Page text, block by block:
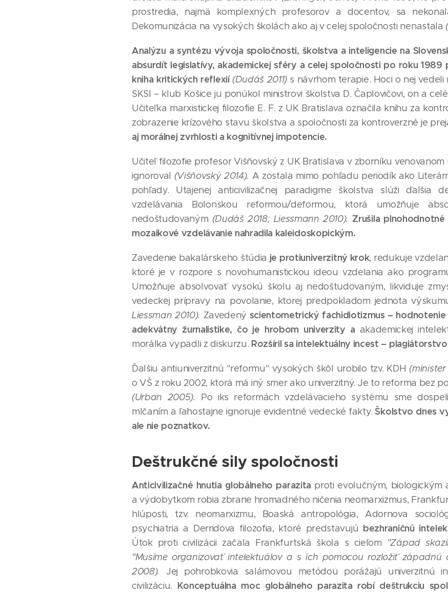
prostredia, najmä komplexných profesorov a docentov, sa
Dekomunizácia na vysokých školách ako aj v celej spoločnosti nenastala
Analýzu a syntézu vývoja spoločnosti, školstva a inteligencie na
absurdít legislatívy, akademickej sféry a celej spoločnosti po roku
kniha kritických reflexií (Dudáš 2011) s návrhom terapie. Hoci o nej vedeli
SKSI – klub Košice ju ponúkol ministrovi školstva D. Čaplovičovi, on a
Učiteľka marxistickej filozofie E. F. z UK Bratislava označila knihu za
zobrazenie krízového stavu školstva a spoločnosti za kontroverzné je
aj morálnej zvrhlosti a kognitívnej impotencie.
Učiteľ filozofie profesor Višňovský z UK Bratislava v zborníku venovanom
ignoroval (Višňovský 2014). A zostala mimo pohľadu periodík ako
pohľady. Utajenej anticivilizačnej paradigme školstva slúži ďalšia
vzdelávania Bolonskou reformou/deformou, ktorá umožňuje
nedoštudovaným (Dudáš 2018; Liessmann 2010). Zrušila
mozaikové vzdelávanie nahradila kaleidoskopickým.
Zavedenie bakalárskeho štúdia je protiuniverzitný krok, redukuje
ktoré je v rozpore s novohumanistickou ideou vzdelania ako
Umožňuje absolvovať vysokú školu aj nedoštudovaným, likviduje
vedeckej prípravy na povolanie, ktorej predpokladom jednota
Liessman 2010). Zavedený scientometrický fachidiotizmus –
adekvátny žurnalistike, čo je hrobom univerzity a akademickej
morálka vypadli z diskurzu. Rozšíril sa intelektuálny incest –
Ďalšiu antiuniverzitnú "reformu" vysokých škôl urobilo tzv. KDH
o VŠ z roku 2002, ktorá má iný smer ako univerzitný. Je to reforma bez
(Urban 2005). Po iks reformách vzdelávacieho systému sme
mlčaním a ľahostajne ignoruje evidentné vedecké fakty.Školstvo dnes
ale nie poznatkov.
Deštrukčné sily spoločnosti
Anticivilizačné hnutia globálneho parazita proti evolučným, biologickým
a výdobytkom robia zbrane hromadného ničenia neomarxizmus,
hlúposti, tzv. neomarxizmu, Boaská antropológia, Adornova
psychiatria a Derridova filozofia, ktoré predstavujú bezhraničnú
Útok proti civilizácii začala Frankfurtská škola s cieľom "Západ
"Musíme organizovať intelektuálov a s ich pomocou rozložiť západnú
2008). Jej pohrobkovia salámovou metódou porážajú univerzitnú
civilizáciu. Konceptuálna moc globálneho parazita robí deštrukciu